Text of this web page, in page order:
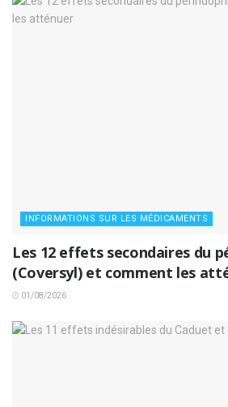
INFORMATIONS SUR LES MÉDICAMENTS
Les 12 effets secondaires du
(Coversyl) et comment les
01/08/2026